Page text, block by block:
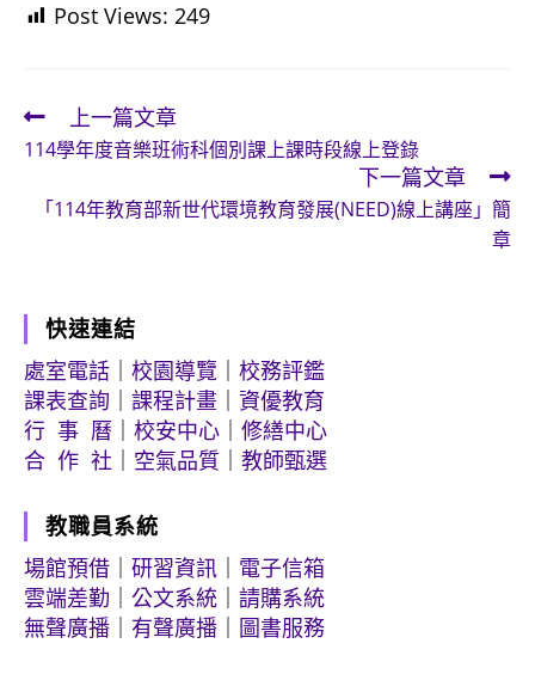
Post Views: 249
Read
more
articles
上一篇文章
114學年度音樂班術科個別課上課時段線上登錄
下一篇文章
「114年教育部新世代環境教育發展(NEED)線上講座」簡
章
快速連結
處室電話
校園導覽
校務評鑑
課表查詢
課程計畫
資優教育
行 事 曆
校安中心
修繕中心
合 作 社
空氣品質 教師甄選
教職員系統
場館預借
研習資訊
電子信箱
雲端差勤
公文系統
請購系統
無聲廣播
有聲廣播 圖書服務